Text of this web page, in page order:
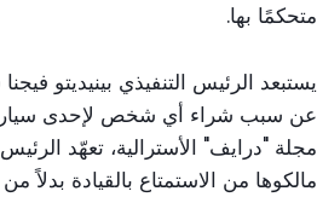
متحكمًا بها.
يستبعد الرئيس التنفيذي بينيديتو
عن سبب شراء أي شخص لإحدى سيارات
مجلة "درايف" الأسترالية، تعهّد
مالكوها من الاستمتاع بالقيادة